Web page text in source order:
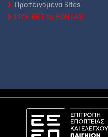
Προτεινόμενα Sites
LIVE-BET by FONTAS